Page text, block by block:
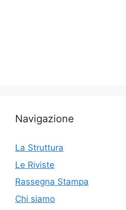
Navigazione
La Struttura
Le Riviste
Rassegna Stampa
Chi siamo